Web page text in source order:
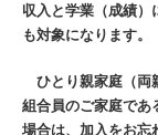
収入と学業（成績）
も対象になります。
ひとり親家庭（両
組合員のご家庭であ
場合は、加入をお忘